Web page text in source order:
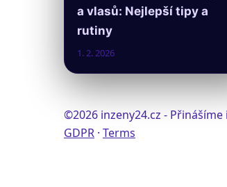
a vlasů: Nejlepší tipy a
rutiny
1. 2. 2026
©2026 inzeny24.cz -
GDPR · Terms